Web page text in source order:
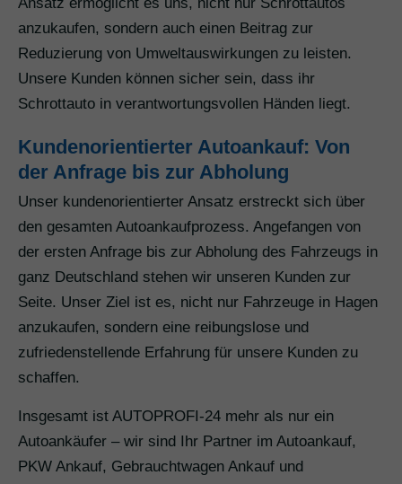
anzukaufen, sondern auch einen Beitrag zur
Reduzierung von Umweltauswirkungen zu leisten.
Unsere Kunden können sicher sein, dass ihr
Schrottauto in verantwortungsvollen Händen liegt.
Kundenorientierter Autoankauf: Von
der Anfrage bis zur Abholung
Unser kundenorientierter Ansatz erstreckt sich über
den gesamten Autoankaufprozess. Angefangen von
der ersten Anfrage bis zur Abholung des Fahrzeugs in
ganz Deutschland stehen wir unseren Kunden zur
Seite. Unser Ziel ist es, nicht nur Fahrzeuge in Hagen
anzukaufen, sondern eine reibungslose und
zufriedenstellende Erfahrung für unsere Kunden zu
schaffen.
Insgesamt ist AUTOPROFI-24 mehr als nur ein
Autoankäufer – wir sind Ihr Partner im Autoankauf,
PKW Ankauf, Gebrauchtwagen Ankauf und